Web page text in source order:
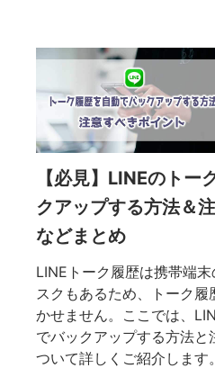
【必見】LINEのトー
クアップする方法＆
などまとめ
LINEトーク履歴は携帯端
スクもあるため、トーク履
かせません。ここでは、
でバックアップする方法と
ついて詳しくご紹介します。